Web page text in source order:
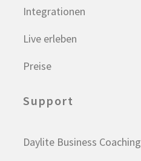
Integrationen
Live erleben
Preise
Support
Daylite Business Coaching